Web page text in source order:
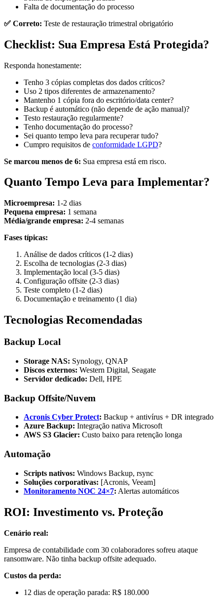
Falta de documentação do processo
✅ Correto: Teste de restauração trimestral obrigatório
Checklist: Sua Empresa Está Protegida?
Responda honestamente:
Tenho 3 cópias completas dos dados críticos?
Uso 2 tipos diferentes de armazenamento?
Mantenho 1 cópia fora do escritório/data center?
Backup é automático (não depende de ação manual)?
Testo restauração regularmente?
Tenho documentação do processo?
Sei quanto tempo leva para recuperar tudo?
Cumpro requisitos de conformidade LGPD?
Se marcou menos de 6: Sua empresa está em risco.
Quanto Tempo Leva para Implementar?
Microempresa: 1-2 dias
Pequena empresa: 1 semana
Média/grande empresa: 2-4 semanas
Fases típicas:
Análise de dados críticos (1-2 dias)
Escolha de tecnologias (2-3 dias)
Implementação local (3-5 dias)
Configuração offsite (2-3 dias)
Teste completo (1-2 dias)
Documentação e treinamento (1 dia)
Tecnologias Recomendadas
Backup Local
Storage NAS: Synology, QNAP
Discos externos: Western Digital, Seagate
Servidor dedicado: Dell, HPE
Backup Offsite/Nuvem
Acronis Cyber Protect: Backup + antivírus + DR integrado
Azure Backup: Integração nativa Microsoft
AWS S3 Glacier: Custo baixo para retenção longa
Automação
Scripts nativos: Windows Backup, rsync
Soluções corporativas: [Acronis, Veeam]
Monitoramento NOC 24×7: Alertas automáticos
ROI: Investimento vs. Proteção
Cenário real:
Empresa de contabilidade com 30 colaboradores sofreu ataque
ransomware. Não tinha backup offsite adequado.
Custos da perda:
12 dias de operação parada: R$ 180.000